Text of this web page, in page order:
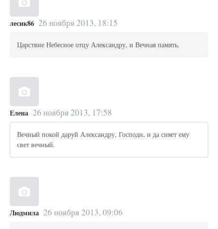
лесик86 26 ноября 2013, 18:15
Царствие Небесное отцу Александру, и Вечная память.
Елена 26 ноября 2013, 17:58
Вечный покой даруй Александру, Господи, и да сияет ему
свет вечный.
Людмила 26 ноября 2013, 09:06